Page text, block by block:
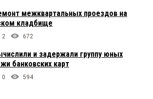
межквартальных проездов на
кладбище
2 672
и задержали группу юных
банковских карт
0 594